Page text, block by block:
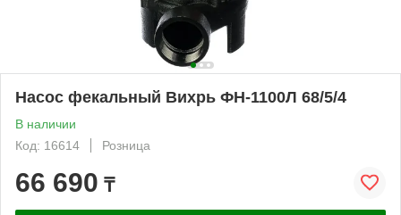
Насос фекальный Вихрь ФН-1100Л 68/5/4
В наличии
Код: 16614
Розница
66 690 ₸